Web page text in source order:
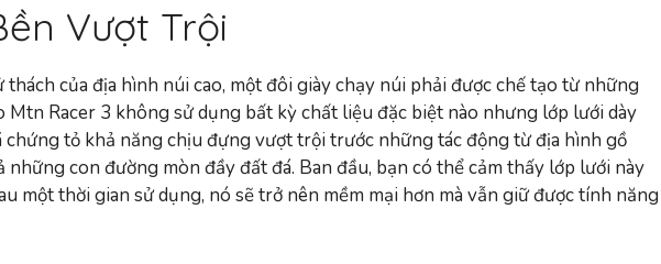
Vượt Trội
của địa hình núi cao, một đôi giày chạy núi phải được chế tạo từ những
Mtn Racer 3 không sử dụng bất kỳ chất liệu đặc biệt nào nhưng lớp lưới dày
chứng tỏ khả năng chịu đựng vượt trội trước những tác động từ địa hình gồ
những con đường mòn đầy đất đá. Ban đầu, bạn có thể cảm thấy lớp lưới này
một thời gian sử dụng, nó sẽ trở nên mềm mại hơn mà vẫn giữ được tính năng